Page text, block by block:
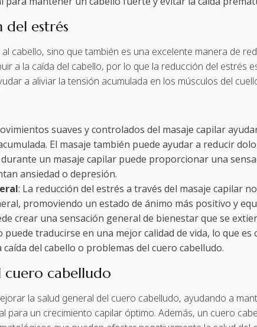
del estrés
cabello, sino que también es una excelente manera de
a la caída del cabello, por lo que la reducción del estrés
a aliviar la tensión acumulada en los músculos del
suaves y controlados del masaje capilar
El masaje también puede ayudar a reducir
un masaje capilar puede proporcionar una
ansiedad o depresión.
: La reducción del estrés a través del masaje capilar
promoviendo un estado de ánimo más positivo y
crear una sensación general de bienestar que se
traducirse en una mejor calidad de vida, lo que
del cabello o problemas del cuero cabelludo.
cabelludo
la salud general del cuero cabelludo, ayudando a
para un crecimiento capilar óptimo. Además, un cuero